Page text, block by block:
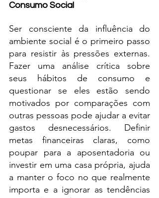
Consumo Social
Ser consciente da influência do
ambiente social é o primeiro passo
para resistir às pressões externas.
Fazer uma análise crítica sobre
seus hábitos de consumo e
questionar se eles estão sendo
motivados por comparações com
outras pessoas pode ajudar a evitar
gastos desnecessários. Definir
metas financeiras claras, como
poupar para a aposentadoria ou
investir em uma casa própria, ajuda
a manter o foco no que realmente
importa e a ignorar as tendências